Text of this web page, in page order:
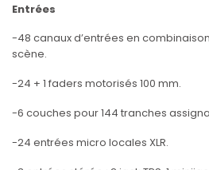
Entrées
-48 canaux d’entrées en
scène.
-24 + 1 faders motorisés 100 mm.
-6 couches pour 144 tranches
-24 entrées micro locales XLR.